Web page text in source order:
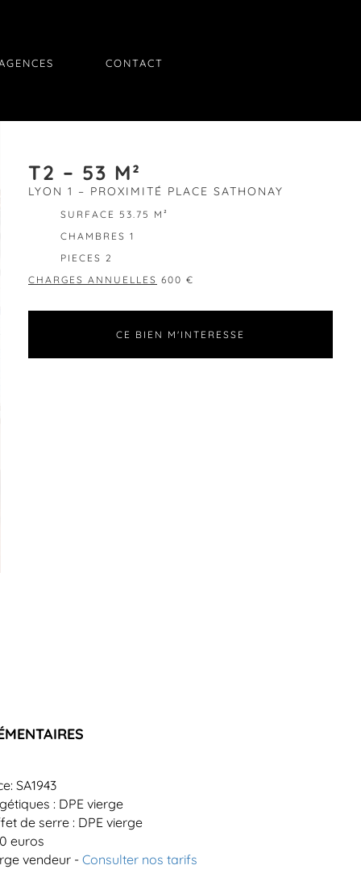
CONTACT
T2 – 53 M²
LYON 1 – PROXIMITÉ PLACE SATHONAY
SURFACE 53.75 M²
CHAMBRES 1
PIECES 2
CHARGES ANNUELLES 600 €
CE BIEN M'INTERESSE
SA1943
: DPE vierge
de serre : DPE vierge
euros
vendeur -Consulter nos tarifs